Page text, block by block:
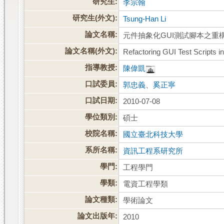
李宗翰
研究生(外文):
Tsung-Han Li
論文名稱:
元件抽象化GUI測試腳本之重
論文名稱(外文):
Refactoring GUI Test Scripts
指導教授:
陳偉凱
口試委員:
郭忠義 、奚正寧
口試日期:
2010-07-08
學位類別:
碩士
校院名稱:
國立臺北科技大學
系所名稱:
資訊工程系研究所
學門:
工程學門
學類:
電資工程學類
論文種類:
學術論文
論文出版年:
2010